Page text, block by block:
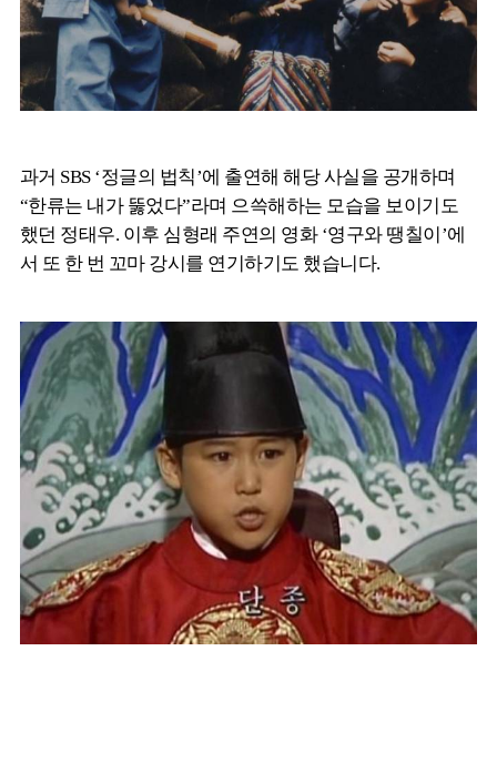
과거 SBS ‘정글의 법칙’에 출연해 해당 사실을 공개하며
“한류는 내가 뚫었다”라며 으쓱해하는 모습을 보이기도
했던 정태우. 이후 심형래 주연의 영화 ‘영구와 땡칠이’에
서 또 한 번 꼬마 강시를 연기하기도 했습니다.